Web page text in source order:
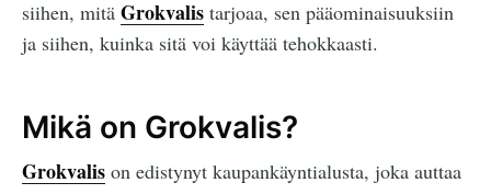
siihen, mitä Grokvalis tarjoaa, sen pääominaisuuksiin
ja siihen, kuinka sitä voi käyttää tehokkaasti.
Mikä on Grokvalis?
Grokvalis on edistynyt kaupankäyntialusta, joka auttaa